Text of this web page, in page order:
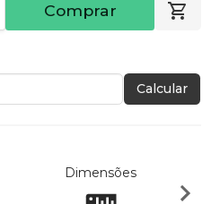
Comprar
Calcular
Dimensões